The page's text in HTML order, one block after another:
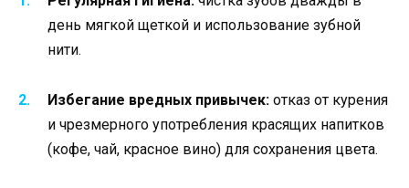
день мягкой щеткой и использование зубной
нити.
Избегание вредных привычек: отказ от курения
и чрезмерного употребления красящих напитков
(кофе, чай, красное вино) для сохранения цвета.